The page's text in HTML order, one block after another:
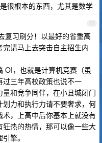
很根本的东西，尤其是数学
77
复习刷分！以最好的省重高
请马上去突击自主招生内
OI，也就是计算机竞赛（虽
三年高校政策也说不一
和竞争同伴，在小县城闭门
力和执行力请不要奢求，何
，上高中后你基本上就没有
热的热情，那可以像一些大
擎。